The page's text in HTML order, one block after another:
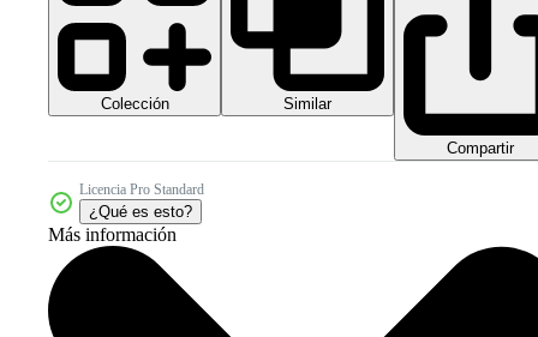
Colección Similar
Compartir
Licencia Pro Standard
¿Qué es esto?
Más información